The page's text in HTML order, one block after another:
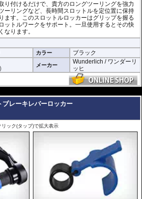
り付けるだけで、貴方のロングツーリングを強力
ーリングなど、長時間スロットルを定位置に保持
ます。このスロットルロッカーはグリップを握る
ットルワークをサポート。一旦使用するとその快
なります。
カラー ブラック
メーカー
Wunderlich / ワンダーリ
ッヒ
レーキレバーロッカー
ック(タップ)で拡大表示